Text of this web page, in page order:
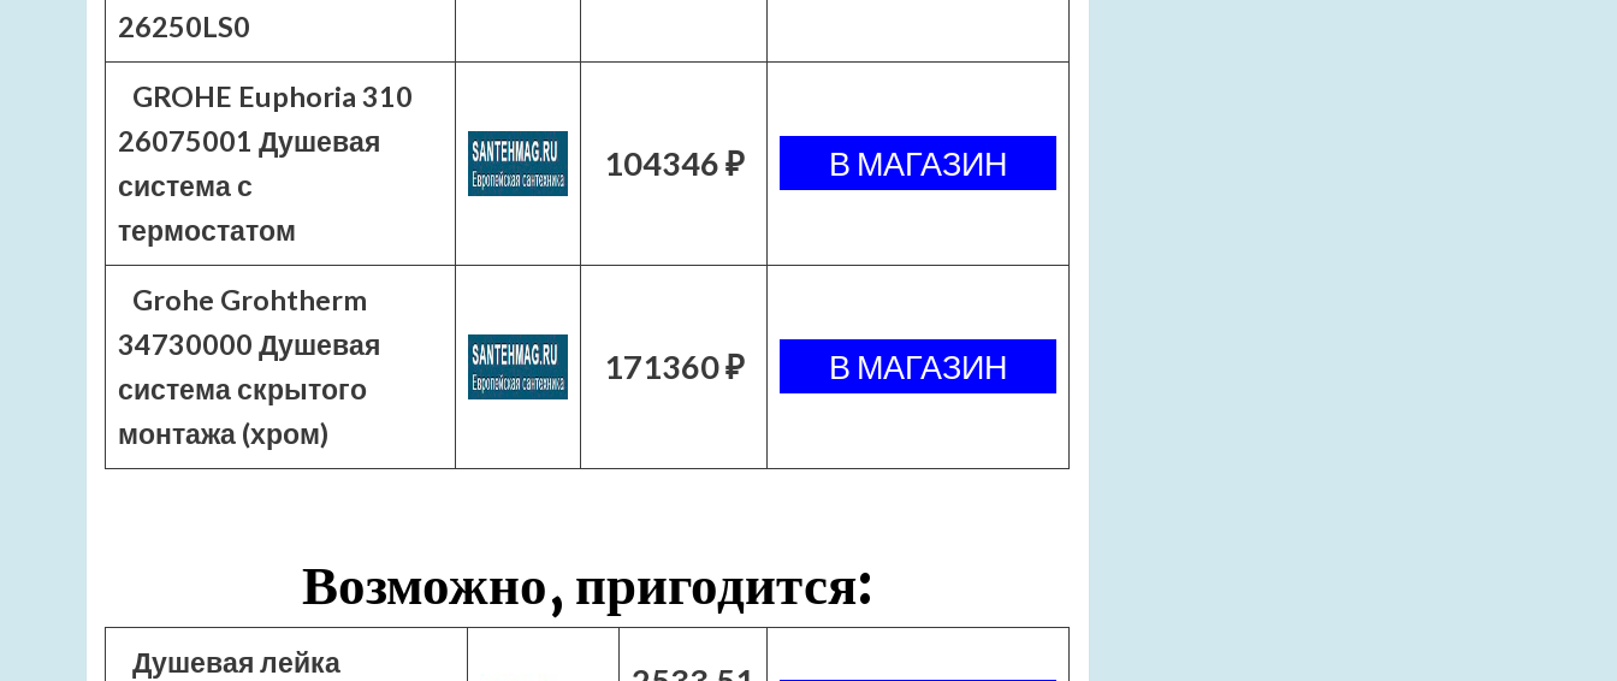
26250LS0
GROHE Euphoria 310
26075001 Душевая
система с
термостатом
104346 ₽
Grohe Grohtherm
34730000 Душевая
система скрытого
монтажа (хром)
171360 ₽
Возможно, пригодится:
Душевая лейка